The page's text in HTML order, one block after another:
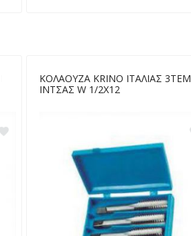
ΚΟΛΑΟΥΖΑ KRINO ΙΤΑΛΙΑΣ 3ΤΕΜ
ΙΝΤΣΑΣ W 1/2X12